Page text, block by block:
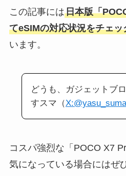
この記事には日本版「
てeSIMの対応状況をチェッ
います。
どうも、ガジェットブ
すスマ（X:@yasu_suma
コスパ強烈な「POCO X7
気になっている場合にはぜ